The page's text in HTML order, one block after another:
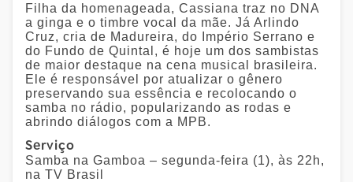
Filha da homenageada, Cassiana traz no DNA
a ginga e o timbre vocal da mãe. Já Arlindo
Cruz, cria de Madureira, do Império Serrano e
do Fundo de Quintal, é hoje um dos sambistas
de maior destaque na cena musical brasileira.
Ele é responsável por atualizar o gênero
preservando sua essência e recolocando o
samba no rádio, popularizando as rodas e
abrindo diálogos com a MPB.
Serviço
Samba na Gamboa – segunda-feira (1), às 22h,
na TV Brasil